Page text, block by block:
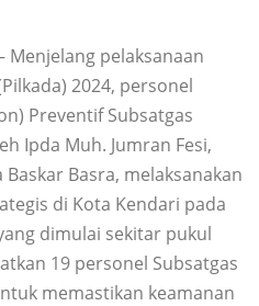
Menjelang pelaksanaan
2024, personel
Preventif Subsatgas
Ipda Muh. Jumran Fesi,
Basra, melaksanakan
di Kota Kendari pada
dimulai sekitar pukul
19 personel Subsatgas
memastikan keamanan